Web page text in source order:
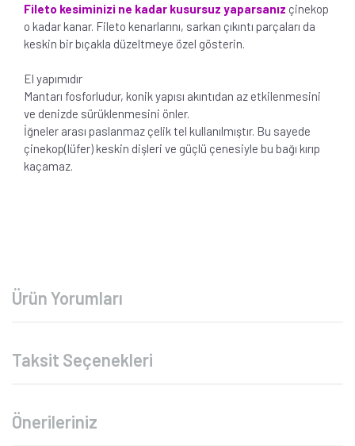
Fileto kesiminizi ne kadar kusursuz yaparsanız çinekop
o kadar kanar. Fileto kenarlarını, sarkan çıkıntı parçaları da
keskin bir bıçakla düzeltmeye özel gösterin.
El yapımıdır
Mantarı fosforludur, konik yapısı akıntıdan az etkilenmesini
ve denizde sürüklenmesini önler.
İğneler arası paslanmaz çelik tel kullanılmıştır. Bu sayede
çinekop(lüfer) keskin dişleri ve güçlü çenesiyle bu bağı kırıp
kaçamaz.
Ürün Yorumları
Taksit Seçenekleri
Önerileriniz